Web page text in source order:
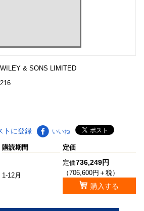
& SONS LIMITED
トに登録 いいね
購読期間 定価
1-12月
定価736,249円
（706,600円＋税）
購入する